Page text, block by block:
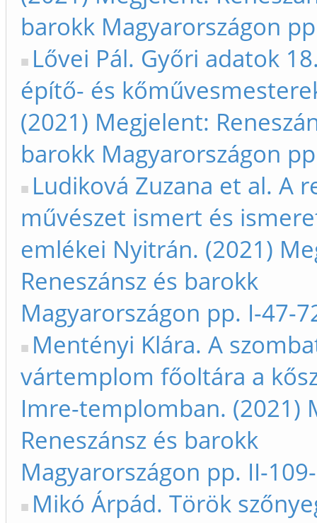
barokk Magyarországon
Lővei Pál. Győri adatok
építő- és
(2021) Megjelent:
barokk Magyarországon
Ludiková Zuzana et al. A
művészet ismert és
emlékei Nyitrán. (2021)
Reneszánsz és barokk
Magyarországon pp. I-47-
Mentényi Klára. A
vártemplom főoltára a
Imre-templomban. (2021)
Reneszánsz és barokk
Magyarországon pp. II-
Mikó Árpád. Török